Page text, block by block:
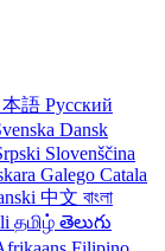
本語 Русский
Dansk
Slovenščina
Galego Catala
中文 বাংলা
தமிழ் తెలుగు